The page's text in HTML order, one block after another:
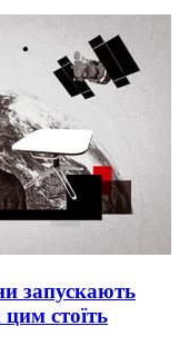
запускають
стоїть